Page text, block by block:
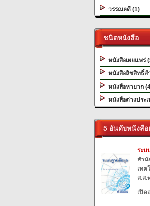
วรรณคดี (1)
ชนิดหนังสือ
หนังสือเผยแพร่
หนังสือลิขสิทธิ์ส
หนังสือหายาก
หนังสือต่างประ
5 อันดับหนังสือ
ระบ
สำนั
เทค
ส.ส.
เปิด